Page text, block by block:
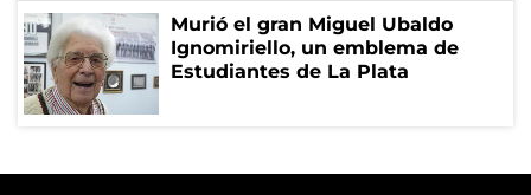
Murió el gran Miguel Ubaldo
Ignomiriello, un emblema de
Estudiantes de La Plata